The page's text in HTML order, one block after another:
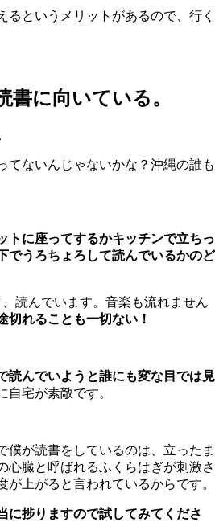
るというメリットがあるので、行く
書に向いている。
てないんじゃないかな？沖縄の誰も
トに座ってするかキッチンで立ちっ
でうろちょろして読んでいるかのど
読んでいます。音楽も流れません
切れることも一切ない！
読んでいようと誰にも変な目では見
自宅が素敵です。
僕が読書をしているのは、立ったま
心臓と呼ばれるふくらはぎが刺激さ
が上がると言われているからです。
に捗りますので試してみてくださ